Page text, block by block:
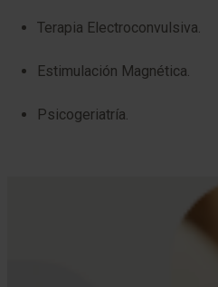
Terapia Electroconvulsiva.
​Estimulación Magnética.
Psicogeriatría.